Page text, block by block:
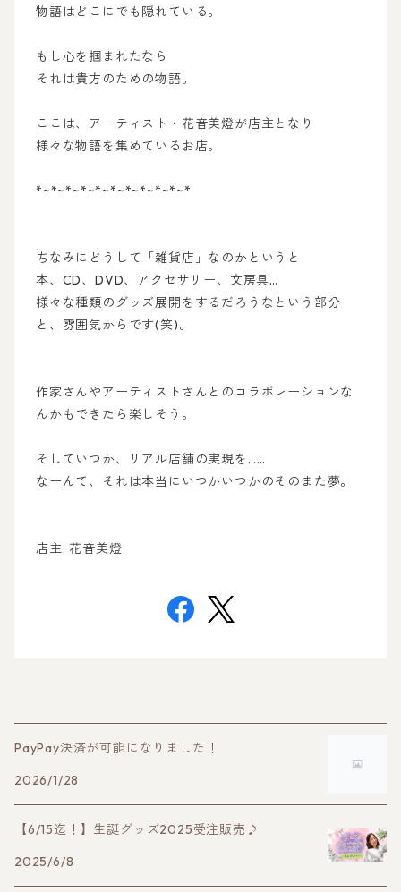
物語はどこにでも隠れている。
もし心を掴まれたなら
それは貴方のための物語。
ここは、アーティスト・花音美燈が店主となり
様々な物語を集めているお店。
*~*~*~*~*~*~*~*~*~*~*
ちなみにどうして「雑貨店」なのかというと
本、CD、DVD、アクセサリー、文房具…
様々な種類のグッズ展開をするだろうなという部分
と、雰囲気からです(笑)。
作家さんやアーティストさんとのコラボレーションな
んかもできたら楽しそう。
そしていつか、リアル店舗の実現を……
なーんて、それは本当にいつかいつかのそのまた夢。
店主: 花音美燈
PayPay決済が可能になりました！
2026/1/28
【6/15迄！】生誕グッズ2025受注販売♪
2025/6/8